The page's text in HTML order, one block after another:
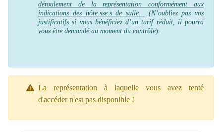
déroulement de la représentation conformément aux
indications des hôte.sse.s de salle.
(N’oubliez pas vos
justificatifs si vous bénéficiez d’un tarif réduit, il pourra
vous être demandé au moment du contrôle).
La représentation à laquelle vous avez tenté
d'accéder n'est pas disponible !